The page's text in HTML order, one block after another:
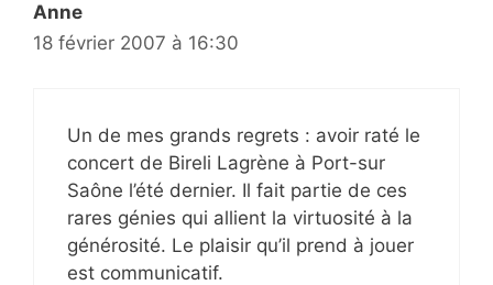
Anne
18 février 2007 à 16:30
Un de mes grands regrets : avoir raté le
concert de Bireli Lagrène à Port-sur
Saône l’été dernier. Il fait partie de ces
rares génies qui allient la virtuosité à la
générosité. Le plaisir qu’il prend à jouer
est communicatif.